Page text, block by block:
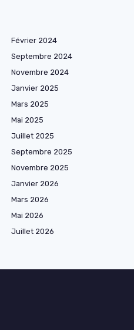
Février 2024
Septembre 2024
Novembre 2024
Janvier 2025
Mars 2025
Mai 2025
Juillet 2025
Septembre 2025
Novembre 2025
Janvier 2026
Mars 2026
Mai 2026
Juillet 2026